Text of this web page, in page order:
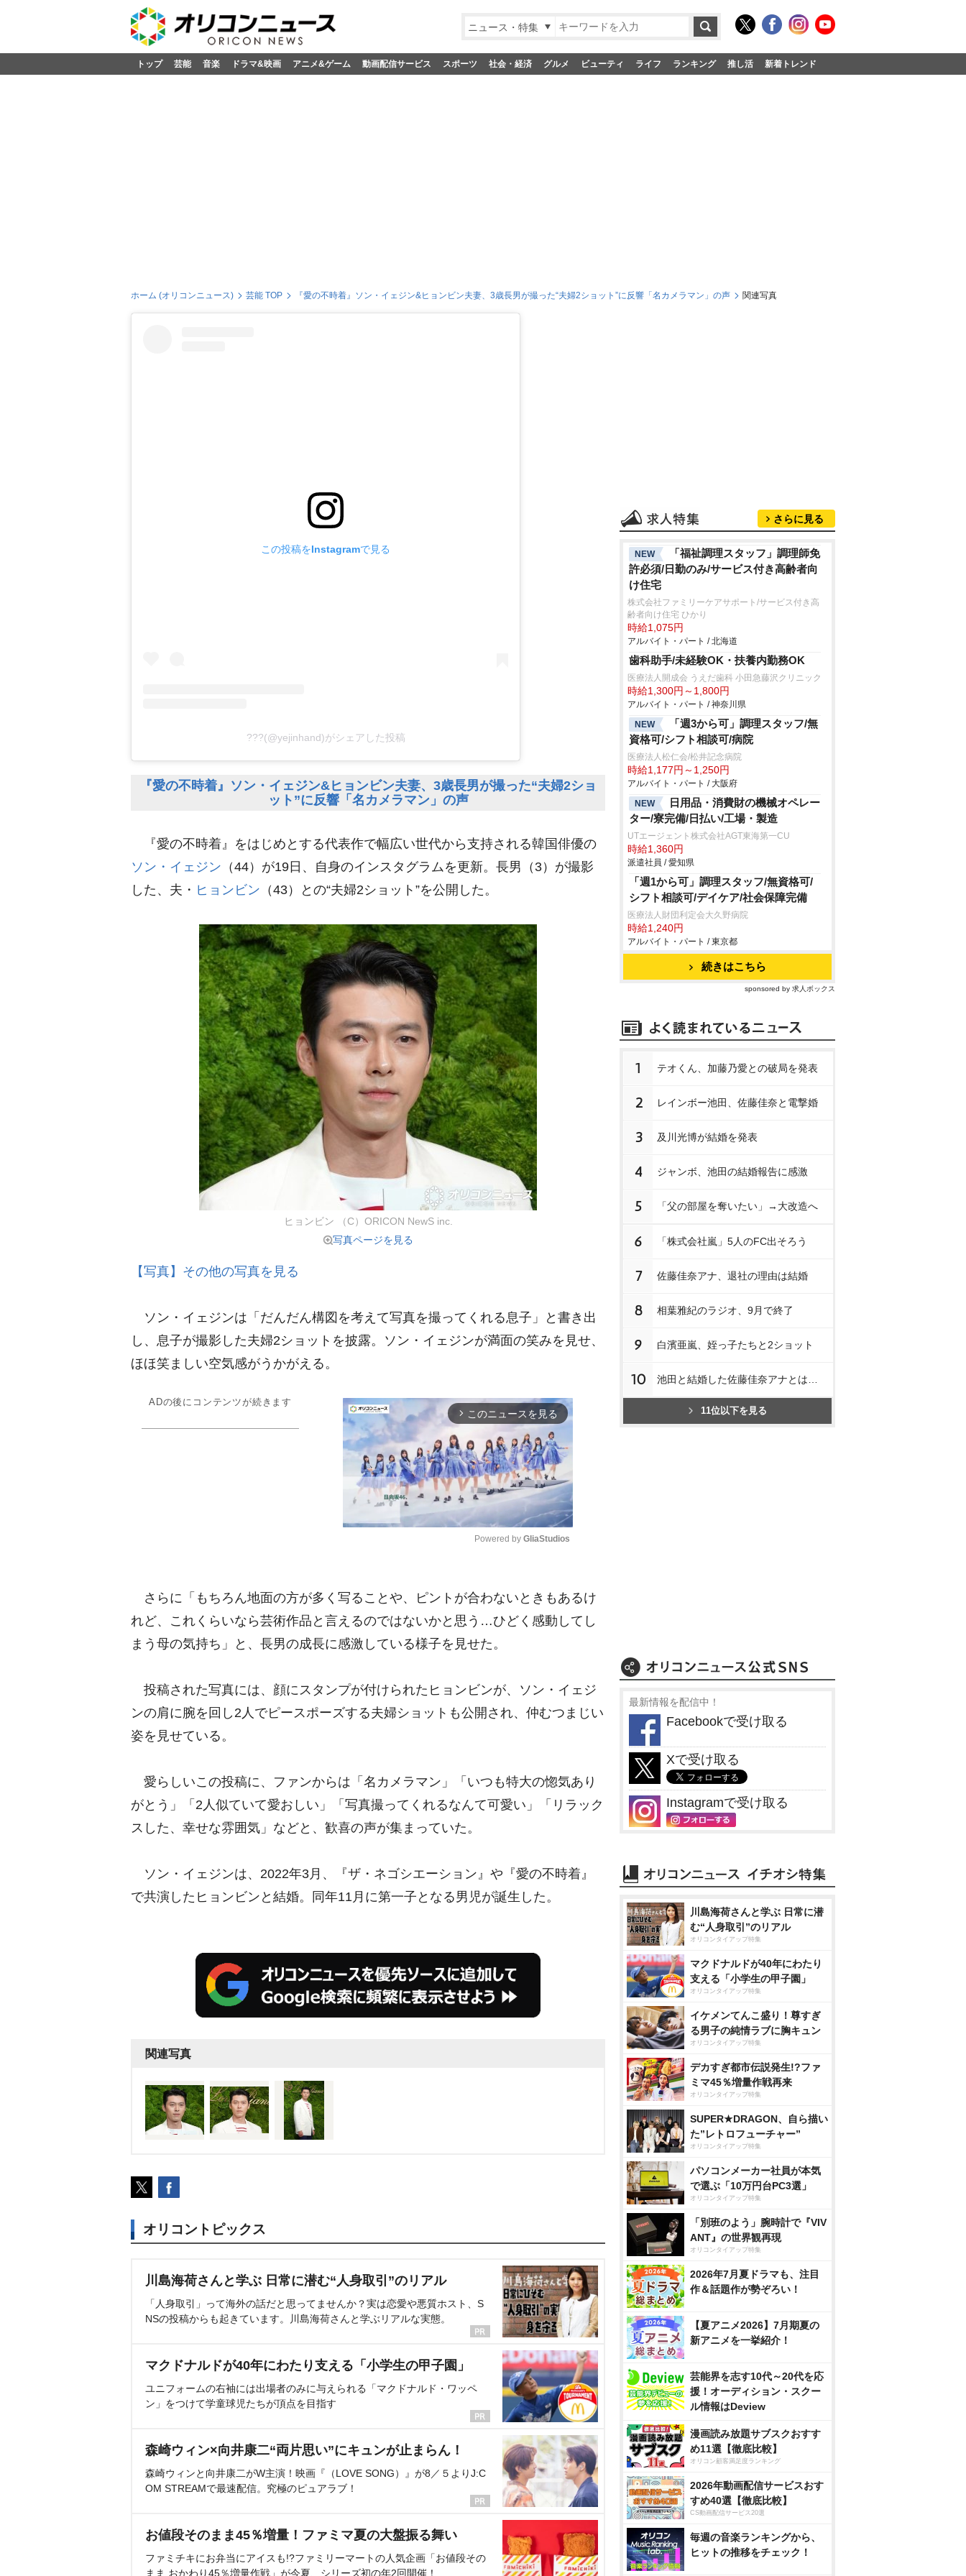
ニュース・特集
トップ 芸能 音楽 ドラマ&映画 アニメ&ゲーム 動画配信サービス スポーツ 社会・経済 グルメ ビューティ ライフ ランキング 推し活 新着トレンド
ホーム (オリコンニュース) 芸能 TOP 『愛の不時着』ソン・イェジン&ヒョンビン夫妻、3歳長男が撮った“夫婦2ショット”に反響「名カメラマン」の声 関連写真
この投稿をInstagramで見る
???(@yejinhand)がシェアした投稿
『愛の不時着』ソン・イェジン&ヒョンビン夫妻、3歳長男が撮った“夫婦2ショ
ット”に反響「名カメラマン」の声
『愛の不時着』をはじめとする代表作で幅広い世代から支持される韓国俳優の
ソン・イェジン （44）が19日、自身のインスタグラムを更新。長男（3）が撮影
した、夫・ ヒョンビン （43）との“夫婦2ショット”を公開した。
ヒョンビン （C）ORICON NewS inc.
写真ページを見る
【写真】その他の写真を見る
ソン・イェジンは「だんだん構図を考えて写真を撮ってくれる息子」と書き出
し、息子が撮影した夫婦2ショットを披露。ソン・イェジンが満面の笑みを見せ、
ほほ笑ましい空気感がうかがえる。
ADの後にコンテンツが続きます
arrow_forward_ios このニュースを見る
u
t
Powered by GliaStudios
さらに「もちろん地面の方が多く写ることや、ピントが合わないときもあるけ
れど、これくらいなら芸術作品と言えるのではないかと思う…ひどく感動してし
まう母の気持ち」と、長男の成長に感激している様子を見せた。
投稿された写真には、顔にスタンプが付けられたヒョンビンが、ソン・イェジ
ンの肩に腕を回し2人でピースポーズする夫婦ショットも公開され、仲むつまじい
姿を見せている。
愛らしいこの投稿に、ファンからは「名カメラマン」「いつも特大の惚気あり
がとう」「2人似ていて愛おしい」「写真撮ってくれるなんて可愛い」「リラック
スした、幸せな雰囲気」などと、歓喜の声が集まっていた。
ソン・イェジンは、2022年3月、『ザ・ネゴシエーション』や『愛の不時着』
で共演したヒョンビンと結婚。同年11月に第一子となる男児が誕生した。
関連写真
オリコントピックス
川島海荷さんと学ぶ 日常に潜む“人身取引”のリアル
「人身取引」って海外の話だと思ってませんか？実は恋愛や悪質ホスト、S
NSの投稿からも起きています。川島海荷さんと学ぶリアルな実態。
マクドナルドが40年にわたり支える「小学生の甲子園」
ユニフォームの右袖には出場者のみに与えられる「マクドナルド・ワッペ
ン」をつけて学童球児たちが頂点を目指す
森崎ウィン×向井康二“両片思い”にキュンが止まらん！
森崎ウィンと向井康二がW主演！映画『（LOVE SONG）』が8／５よりJ:C
OM STREAMで最速配信。究極のピュアラブ！
お値段そのまま45％増量！ファミマ夏の大盤振る舞い
ファミチキにお弁当にアイスも!?ファミリーマートの人気企画「お値段その
まま おかわり45％増量作戦」が今夏、シリーズ初の年2回開催！
さらに見る
NEW
「福祉調理スタッフ」調理師免
許必須/日勤のみ/サービス付き高齢者向
け住宅
株式会社ファミリーケアサポート/サービス付き高
齢者向け住宅 ひかり
時給1,075円
アルバイト・パート / 北海道
歯科助手/未経験OK・扶養内勤務OK
医療法人開成会 うえだ歯科 小田急藤沢クリニック
時給1,300円～1,800円
アルバイト・パート / 神奈川県
NEW
「週3から可」調理スタッフ/無
資格可/シフト相談可/病院
医療法人松仁会/松井記念病院
時給1,177円～1,250円
アルバイト・パート / 大阪府
NEW
日用品・消費財の機械オペレー
ター/寮完備/日払い/工場・製造
UTエージェント株式会社AGT東海第一CU
時給1,360円
派遣社員 / 愛知県
「週1から可」調理スタッフ/無資格可/
シフト相談可/デイケア/社会保障完備
医療法人財団利定会大久野病院
時給1,240円
アルバイト・パート / 東京都
続きはこちら
sponsored by 求人ボックス
1 テオくん、加藤乃愛との破局を発表
2 レインボー池田、佐藤佳奈と電撃婚
3 及川光博が結婚を発表
4 ジャンボ、池田の結婚報告に感激
5 「父の部屋を奪いたい」→大改造へ
6 「株式会社嵐」5人のFC出そろう
7 佐藤佳奈アナ、退社の理由は結婚
8 相葉雅紀のラジオ、9月で終了
9 白濱亜嵐、姪っ子たちと2ショット
10 池田と結婚した佐藤佳奈アナとは…
11位以下を見る
最新情報を配信中！
Facebookで受け取る
Xで受け取る
Instagramで受け取る
川島海荷さんと学ぶ 日常に潜
む“人身取引”のリアル
オリコンタイアップ特集
マクドナルドが40年にわたり
支える「小学生の甲子園」
オリコンタイアップ特集
イケメンてんこ盛り！尊すぎ
る男子の純情ラブに胸キュン
オリコンタイアップ特集
デカすぎ都市伝説発生!?ファ
ミマ45％増量作戦再来
オリコンタイアップ特集
SUPER★DRAGON、自ら描い
た”レトロフューチャー”
オリコンタイアップ特集
パソコンメーカー社員が本気
で選ぶ「10万円台PC3選」
オリコンタイアップ特集
「別班のよう」腕時計で『VIV
ANT』の世界観再現
オリコンタイアップ特集
2026年7月夏ドラマも、注目
作＆話題作が勢ぞろい！
【夏アニメ2026】7月期夏の
新アニメを一挙紹介！
芸能界を志す10代～20代を応
援！オーディション・スクー
ル情報はDeview
漫画読み放題サブスクおすす
め11選【徹底比較】
オリコン顧客満足度ランキング
2026年動画配信サービスおす
すめ40選【徹底比較】
CS動画配信サービス20選
毎週の音楽ランキングから、
ヒットの推移をチェック！